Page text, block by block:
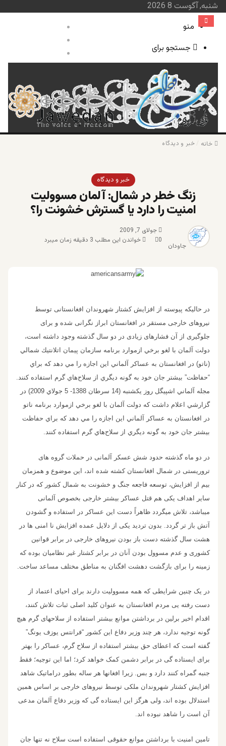
شنبه, آگوست 8 2026
منو
جستجو برای
خانه خبر و دیدگاه
خبر و دیدگاه
زنگ خطر در شمال: آلمان مسوولیت
امنیت را دارد یا گسترش خشونت را؟
جاودان
جولای 7, 2009
0
خواندن این مطلب 3 دقیقه زمان میبرد
در حالیکه پیوسته از افزایش کشتار شهروندان افغانستانی توسط
نیروهای خارجی مستقر در افغانستان ابراز نگرانی شده و برای
جلوگیری از آن فشارهای زیادی در دو سال گذشته وجود داشته است،
دولت آلمان با لغو برخي ازموارد برنامه‌ سازمان پيمان اتلانتيك شمالي
(ناتو) در افغانستان به عساکر آلماني اين اجازه را مي دهد كه براي
“حفاظت” بيشتر جان خود به گونه ديگري از سلاح‌هاي گرم استفاده كنند.
مجله آلماني اشپيگل روز یکشنبه (14 سرطان 1388- 5 جولاي 2009) در
گزارشي اعلام داشت كه دولت آلمان با لغو برخي ازموارد برنامه‌ ناتو
در افغانستان به عساکر آلماني اين اجازه را مي دهد كه براي حفاظت
بيشتر جان خود به گونه ديگري از سلاح‌هاي گرم استفاده كنند.
در دو ماه گذشته حدود شش عسکر آلمانی در حملات گروه های
تروریستی در شمال افغانستان کشته شده اند، این موضوع و همزمان
بیم از افزایش، توسعه فاجعه جنگ و خشونت به شمال کشور که در کنار
سایر اهداف یکی هم قتل عساکر بیشتر خارجی بخصوص آلمانی
میباشد، تلاش میگردد ظاهراً دست این عساکر در استفاده و گشودن
آتش باز تر گردد. بدون تردید یکی از دلایل عمده افزایش نا امنی ها در
هشت سال گذشته دست باز بودن نیروهای خارجی در برابر قوانین
کشوری و عدم مسوول بودن آنان در برابر کشتار غیر نظامیان بوده که
زمینه را برای بازگشت دهشت افگنان به مناطق مختلف مساعد ساخت.
در یک چنین شرایطی که همه مسوولیت دارند برای احیای اعتماد از
دست رفته یی مردم افغانستان به عنوان کلید اصلی ثبات تلاش کنند،
اقدام اخیر برلین در برداشتن موانع بیشتر استفاده از سلاحهای گرم هیچ
گونه توجیه ندارد، هر چند وزیر دفاع این کشور “فرانتس يوزف يونگ”
گفته است که اعطای حق بیشتر استفاده از سلاح گرم، عساکر را بهتر
برای ایستاده گی در برابر دشمن کمک خواهد کرد؛ اما این توجیه؛ فقط
جنبه گمراه کنند دارد و بس. زیرا افغانها هر ساله بطور دراماتیک شاهد
افزایش کشتار شهروندان ملکی توسط نیروهای خارجی بر اساس همین
استدلال بوده اند، ولی هرگز این ایستاده گی که وزیر دفاع آلمان مدعی
آن است را شاهد نبوده اند.
تامین امنیت با برداشتن موانع حقوقی استفاده است سلاح نه تنها جان